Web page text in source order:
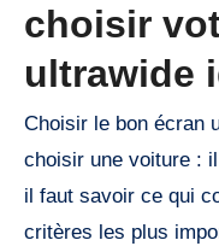
choisir
ultrawide
Choisir le bon écran
choisir une voiture :
il faut savoir ce qui
critères les plus